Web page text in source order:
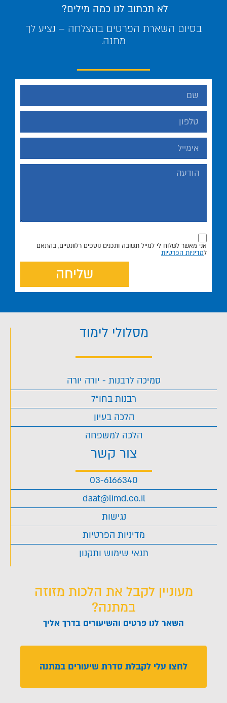
לא תכתוב לנו כמה מילים?
בסיום השארת הפרטים בהצלחה – נציע לך
מתנה.
אני מאשר לשלוח לי למייל תשובה ותכנים נוספים רלוונטיים, בהתאם
למדיניות הפרטיות
שליחה
מסלולי לימוד
סמיכה לרבנות - יורה יורה
רבנות בחו"ל
הלכה בעיון
הלכה למשפחה
צור קשר
03-6166340
daat@limd.co.il
נגישות
מדיניות הפרטיות
תנאי שימוש ותקנון
מעוניין לקבל את הלכות מזוזה
במתנה?
השאר לנו פרטים והשיעורים בדרך אליך
לחצו עלי לקבלת סדרת שיעורים במתנה